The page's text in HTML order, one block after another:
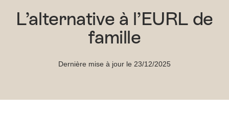
L’alternative à l’EURL de
famille
Dernière mise à jour le 23/12/2025